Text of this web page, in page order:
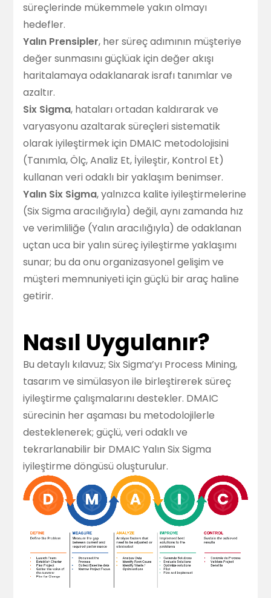
süreçlerinde mükemmele yakın olmayı
hedefler.
Yalın Prensipler, her süreç adımının müşteriye
değer sunmasını güçlüak için değer akışı
haritalamaya odaklanarak israfı tanımlar ve
azaltır.
Six Sigma, hataları ortadan kaldırarak ve
varyasyonu azaltarak süreçleri sistematik
olarak iyileştirmek için DMAIC metodolojisini
(Tanımla, Ölç, Analiz Et, İyileştir, Kontrol Et)
kullanan veri odaklı bir yaklaşım benimser.
Yalın Six Sigma, yalnızca kalite iyileştirmelerine
(Six Sigma aracılığıyla) değil, aynı zamanda hız
ve verimliliğe (Yalın aracılığıyla) de odaklanan
uçtan uca bir yalın süreç iyileştirme yaklaşımı
sunar; bu da onu organizasyonel gelişim ve
müşteri memnuniyeti için güçlü bir araç haline
getirir.
Nasıl Uygulanır?
Bu detaylı kılavuz; Six Sigma’yı Process Mining,
tasarım ve simülasyon ile birleştirerek süreç
iyileştirme çalışmalarını destekler. DMAIC
sürecinin her aşaması bu metodolojilerle
desteklenerek; güçlü, veri odaklı ve
tekrarlanabilir bir DMAIC Yalın Six Sigma
iyileştirme döngüsü oluşturulur.